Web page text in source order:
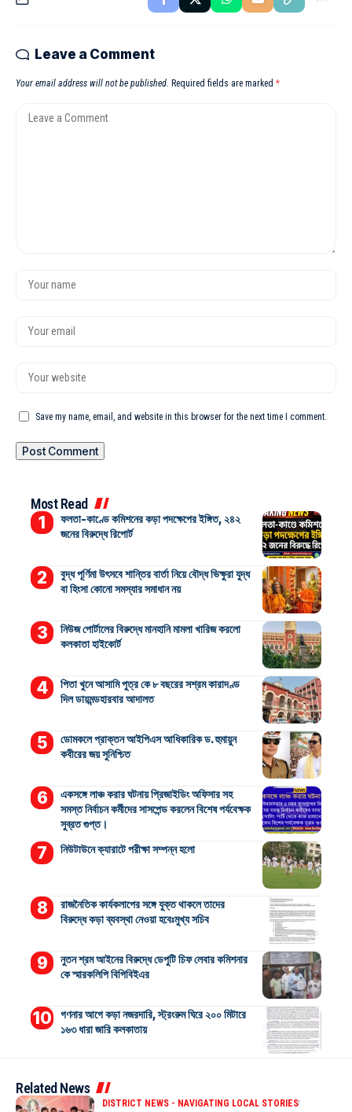
Leave a Comment
Your email address will not be published. Required fields are marked *
Save my name, email, and website in this browser for the next time I comment.
Most Read
ফলতা-কাণ্ডে কমিশনের কড়া পদক্ষেপের ইঙ্গিত, ২৪২
জনের বিরুদ্ধে রিপোর্ট
বুদ্ধ পূর্ণিমা উৎসবে শান্তির বার্তা নিয়ে বৌদ্ধ ভিক্ষুরা যুদ্ধ
বা হিংসা কোনো সমস্যার সমাধান নয়
নিউজ পোর্টালের বিরুদ্ধে মানহানি মামলা খারিজ করলো
কলকাতা হাইকোর্ট
পিতা খুনে আসামি পুত্র কে ৮ বছরের সশ্রম কারাদণ্ড
দিল ডায়মন্ডহারবার আদালত
ডোমকলে প্রাক্তন আইপিএস আধিকারিক ড. হুমায়ুন
কবীরের জয় সুনিশ্চিত
একসঙ্গে লাঞ্চ করার ঘটনায় প্রিজাইডিং অফিসার সহ
সমস্ত নির্বাচন কর্মীদের সাসপেন্ড করলেন বিশেষ পর্যবেক্ষক
সুব্রত গুপ্ত।
নিউটাউনে ক্যারাটে পরীক্ষা সম্পন্ন হলো
রাজনৈতিক কার্যকলাপের সঙ্গে যুক্ত থাকলে তাদের
বিরুদ্ধে কড়া ব্যবস্থা নেওয়া হবেঃমুখ্য সচিব
নুতন শ্রম আইনের বিরুদ্ধে ডেপুটি চিফ লেবার কমিশনার
কে স্মারকলিপি বিপিবিইএর
গণনার আগে কড়া নজরদারি, স্ট্রংরুম ঘিরে ২০০ মিটারে
১৬৩ ধারা জারি কলকাতায়
Related News
DISTRICT NEWS - NAVIGATING LOCAL STORIES